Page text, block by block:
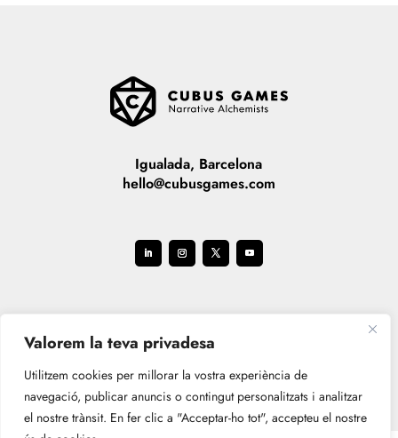
Valorem la teva privadesa
Utilitzem cookies per millorar la vostra experiència de
navegació, publicar anuncis o contingut personalitzats i analitzar
el nostre trànsit. En fer clic a "Acceptar-ho tot", accepteu el nostre
Igualada, Barcelona
hello@cubusgames.com